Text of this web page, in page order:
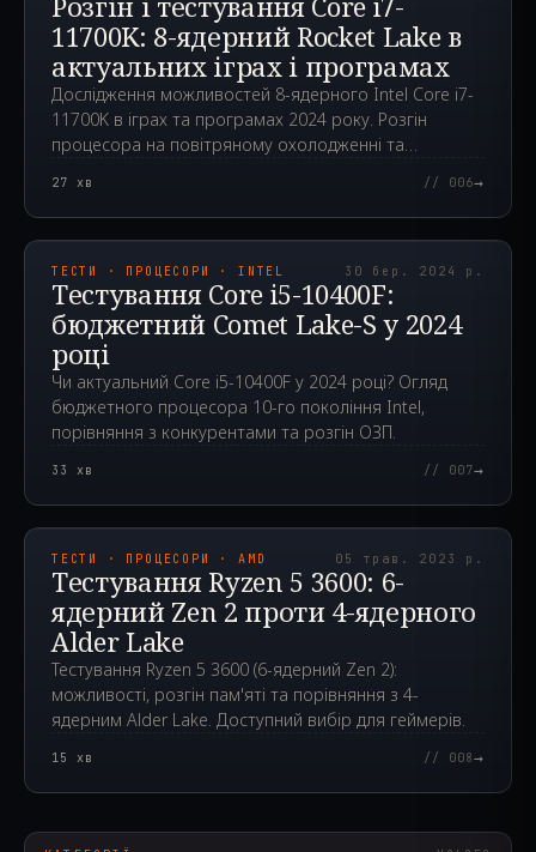
11700K: 8-ядерний Rocket Lake в
актуальних іграх і програмах
Дослідження можливостей 8-ядерного Intel Core i7-
11700K в іграх та програмах 2024 року. Розгін
процесора на повітряному охолодженні та
27 хв // 006→
2024.03.30T02:33:06.000Z
ТЕСТИ · ПРОЦЕСОРИ · INTEL 30 бер. 2024 р.
Тестування Core i5-10400F:
бюджетний Comet Lake-S у 2024
році
Чи актуальний Core i5-10400F у 2024 році? Огляд
бюджетного процесора 10-го покоління Intel,
порівняння з конкурентами та розгін ОЗП.
33 хв // 007→
2023.05.05T14:01:55.000Z
ТЕСТИ · ПРОЦЕСОРИ · AMD 05 трав. 2023 р.
Тестування Ryzen 5 3600: 6-
ядерний Zen 2 проти 4-ядерного
Alder Lake
Тестування Ryzen 5 3600 (6-ядерний Zen 2):
можливості, розгін пам'яті та порівняння з 4-
ядерним Alder Lake. Доступний вибір для геймерів.
15 хв // 008→